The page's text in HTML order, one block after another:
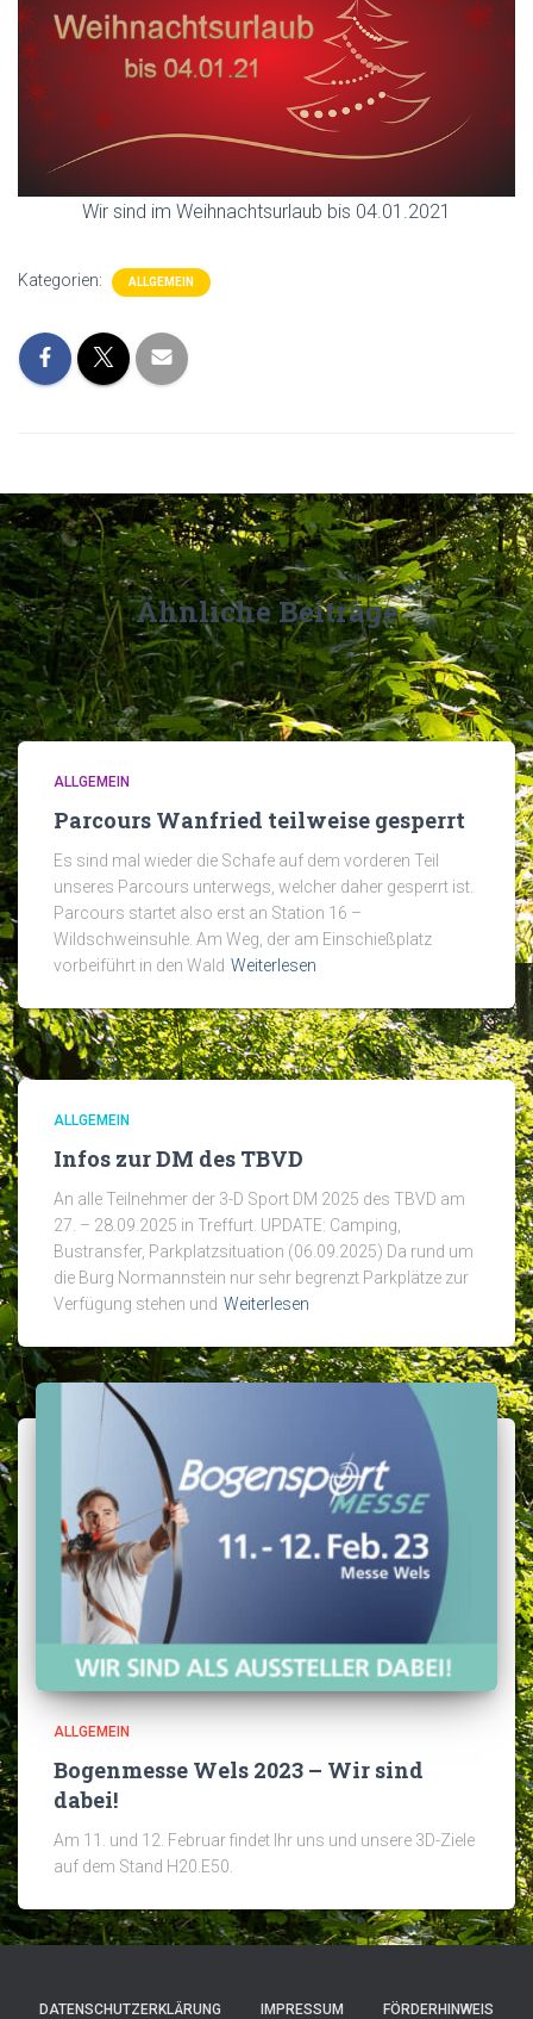
Wir sind im Weihnachtsurlaub bis 04.01.2021
Kategorien: ALLGEMEIN
Ähnliche Beiträge
ALLGEMEIN
Parcours Wanfried teilweise gesperrt
Es sind mal wieder die Schafe auf dem vorderen Teil
unseres Parcours unterwegs, welcher daher gesperrt ist.
Parcours startet also erst an Station 16 –
Wildschweinsuhle. Am Weg, der am Einschießplatz
vorbeiführt in den Wald Weiterlesen
ALLGEMEIN
Infos zur DM des TBVD
An alle Teilnehmer der 3-D Sport DM 2025 des TBVD am
27. – 28.09.2025 in Treffurt. UPDATE: Camping,
Bustransfer, Parkplatzsituation (06.09.2025) Da rund um
die Burg Normannstein nur sehr begrenzt Parkplätze zur
Verfügung stehen und Weiterlesen
ALLGEMEIN
Bogenmesse Wels 2023 – Wir sind
dabei!
Am 11. und 12. Februar findet Ihr uns und unsere 3D-Ziele
auf dem Stand H20.E50.
DATENSCHUTZERKLÄRUNG IMPRESSUM FÖRDERHINWEIS